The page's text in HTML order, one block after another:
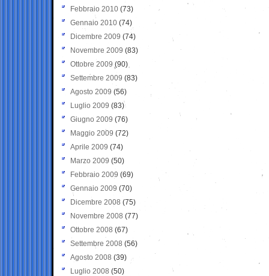
Febbraio 2010 (73)
Gennaio 2010 (74)
Dicembre 2009 (74)
Novembre 2009 (83)
Ottobre 2009 (90)
Settembre 2009 (83)
Agosto 2009 (56)
Luglio 2009 (83)
Giugno 2009 (76)
Maggio 2009 (72)
Aprile 2009 (74)
Marzo 2009 (50)
Febbraio 2009 (69)
Gennaio 2009 (70)
Dicembre 2008 (75)
Novembre 2008 (77)
Ottobre 2008 (67)
Settembre 2008 (56)
Agosto 2008 (39)
Luglio 2008 (50)